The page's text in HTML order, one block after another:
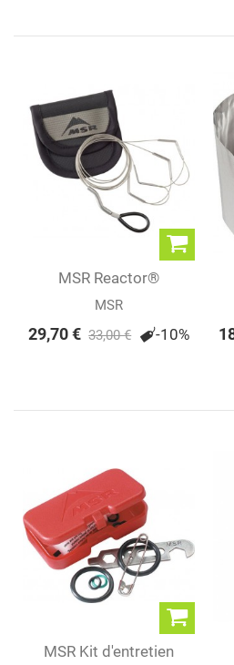
MSR Reactor®
Hanging Kit
MSR
29,70 € 33,00 € -10%
MSR Kit d'entretien